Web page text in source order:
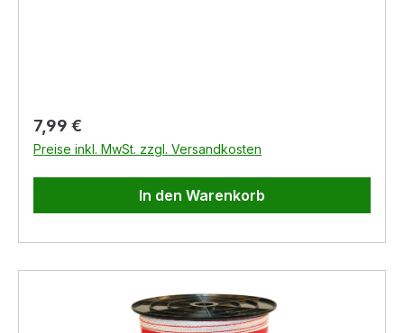
Regulärer Preis:
7,99 €
Preise inkl. MwSt. zzgl. Versandkosten
In den Warenkorb